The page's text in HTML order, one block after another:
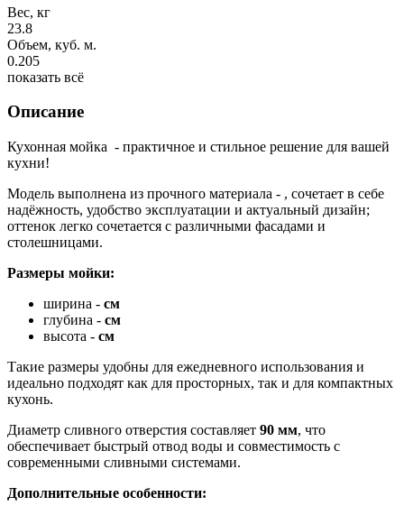
Вес, кг
23.8
Объем, куб. м.
0.205
показать всё
Описание
Кухонная мойка - практичное и стильное решение для вашей
кухни!
Модель выполнена из прочного материала - , сочетает в себе
надёжность, удобство эксплуатации и актуальный дизайн;
оттенок легко сочетается с различными фасадами и
столешницами.
Размеры мойки:
ширина - см
глубина - см
высота - см
Такие размеры удобны для ежедневного использования и
идеально подходят как для просторных, так и для компактных
кухонь.
Диаметр сливного отверстия составляет 90 мм, что
обеспечивает быстрый отвод воды и совместимость с
современными сливными системами.
Дополнительные особенности: